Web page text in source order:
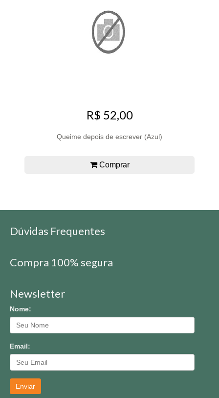
R$ 52,00
Queime depois de escrever (Azul)
Comprar
Dúvidas Frequentes
Compra 100% segura
Newsletter
Nome:
Email:
Enviar